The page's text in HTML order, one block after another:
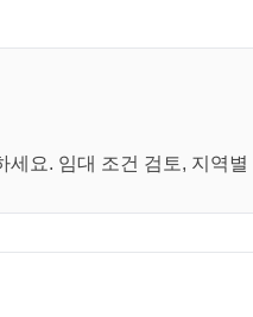
요. 임대 조건 검토, 지역